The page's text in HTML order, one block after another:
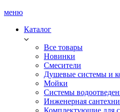
меню
Каталог
Все товары
Новинки
Смесители
Душевые системы и
Мойки
Системы
Инженерная
Комплектующие для